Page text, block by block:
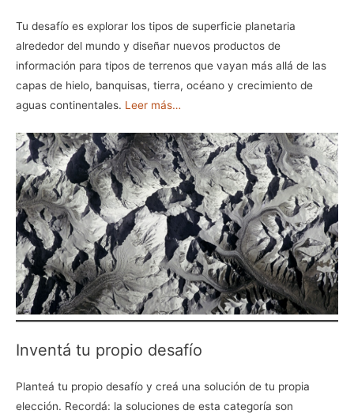
Tu desafío es explorar los tipos de superficie planetaria
alrededor del mundo y diseñar nuevos productos de
información para tipos de terrenos que vayan más allá de las
capas de hielo, banquisas, tierra, océano y crecimiento de
aguas continentales. Leer más…
Inventá tu propio desafío
Planteá tu propio desafío y creá una solución de tu propia
elección. Recordá: la soluciones de esta categoría son